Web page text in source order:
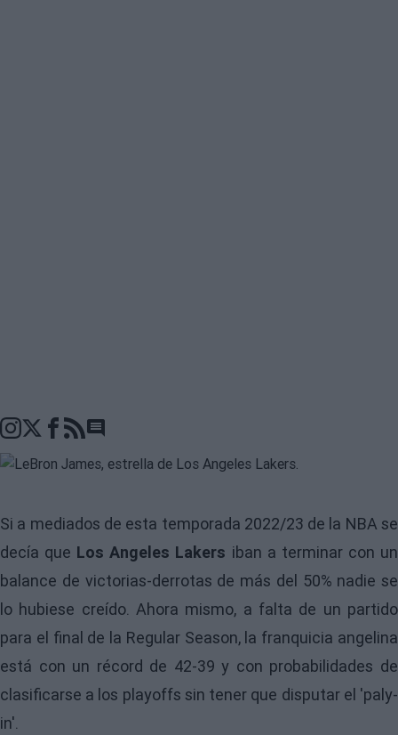
Go to comments seciton
Si a mediados de esta temporada 2022/23 de la NBA se
decía que Los Angeles Lakers iban a terminar con un
balance de victorias-derrotas de más del 50% nadie se
lo hubiese creído. Ahora mismo, a falta de un partido
para el final de la Regular Season, la franquicia angelina
está con un récord de 42-39 y con probabilidades de
clasificarse a los playoffs sin tener que disputar el 'paly-
in'.